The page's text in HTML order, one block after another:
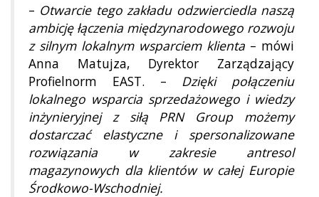
– Otwarcie tego zakładu odzwierciedla naszą
ambicję łączenia międzynarodowego rozwoju
z silnym lokalnym wsparciem klienta – mówi
Anna Matujza, Dyrektor Zarządzający
Profielnorm EAST. – Dzięki połączeniu
lokalnego wsparcia sprzedażowego i wiedzy
inżynieryjnej z siłą PRN Group możemy
dostarczać elastyczne i spersonalizowane
rozwiązania w zakresie antresol
magazynowych dla klientów w całej Europie
Środkowo-Wschodniej.